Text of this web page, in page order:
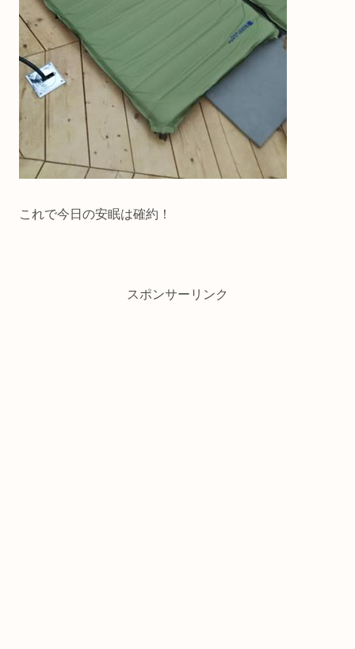
これで今日の安眠は確約！
スポンサーリンク